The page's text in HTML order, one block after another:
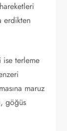
erdikten
ise terleme
maruz
göğüs